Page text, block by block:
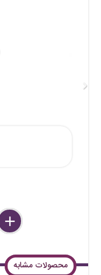
delete
remove
add
محصولات مشابه